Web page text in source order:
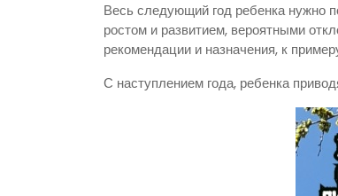
Весь следующий год ребенка нужно
ростом и развитием, вероятными
рекомендации и назначения, к
С наступлением года, ребенка